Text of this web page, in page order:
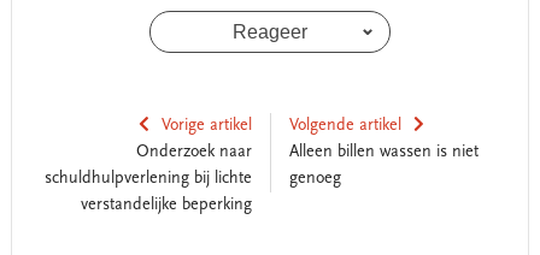
Reageer
Vorige artikel
Onderzoek naar
schuldhulpverlening bij lichte
verstandelijke beperking
Volgende artikel
Alleen billen wassen is niet
genoeg